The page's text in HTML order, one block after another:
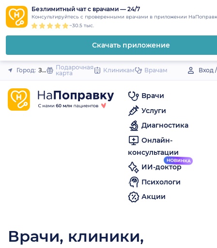
to
content
Безлимитный чат с врачами — 24/7
Консультируйтесь с проверенными врачами в приложении
~30.5 тыс.
Скачать приложение
Закрыть
Город: Зима Подарочная
карта
Клиникам Врачам Вход
Врачи
Услуги
Диагностика
Онлайн-
консультации
ИИ-доктор
Психологи
Акции
Врачи, клиники,